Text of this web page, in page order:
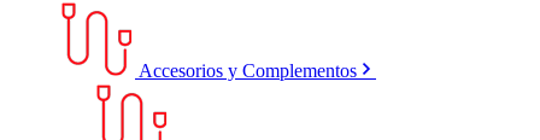
Accesorios y Complementos